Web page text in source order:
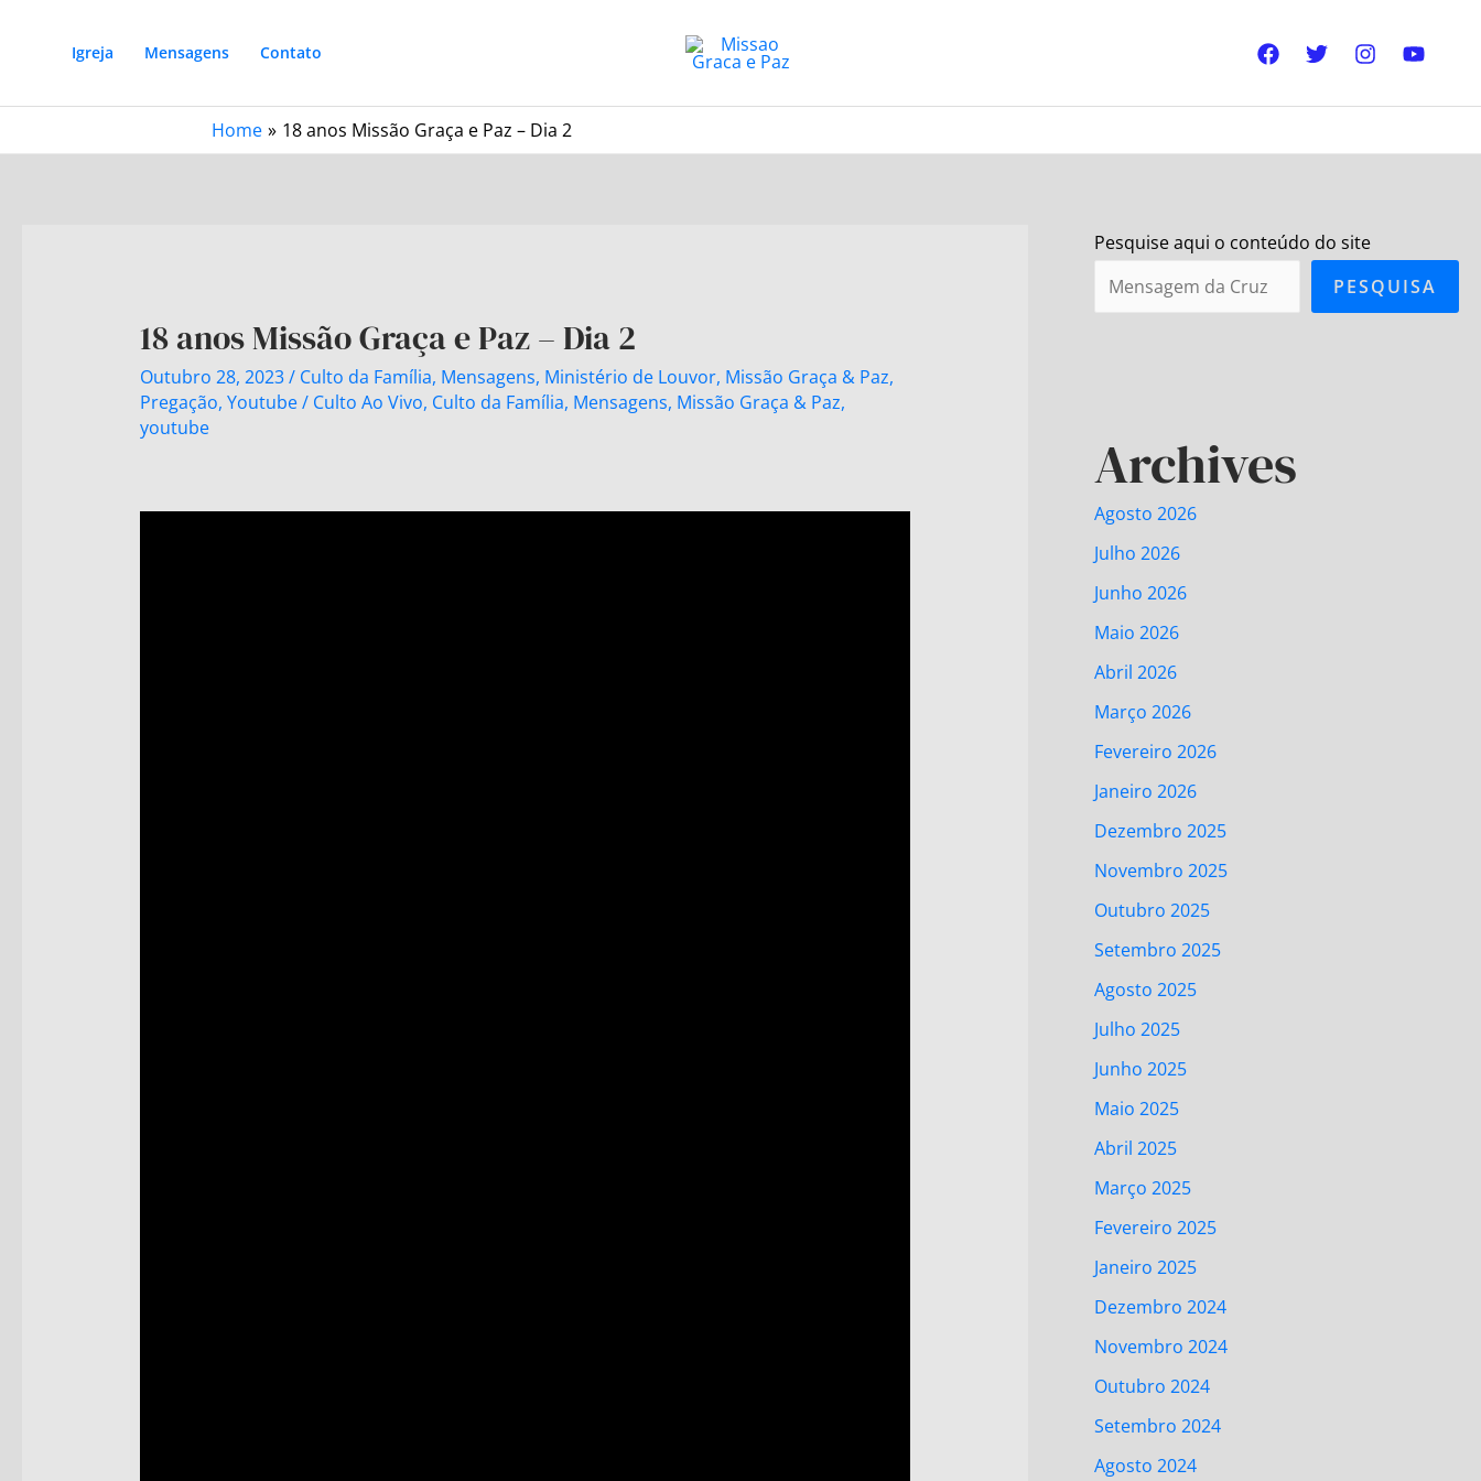
Igreja Mensagens Contato
Home 18 anos Missão Graça e Paz – Dia 2
18 anos Missão Graça e Paz – Dia 2
Outubro 28, 2023/ Culto da Família, Mensagens, Ministério de Louvor, Missão Graça & Paz,
Pregação, Youtube/ Culto Ao Vivo, Culto da Família, Mensagens, Missão Graça & Paz,
youtube
Pesquise aqui o conteúdo do site
PESQUISA
Archives
Agosto 2026
Julho 2026
Junho 2026
Maio 2026
Abril 2026
Março 2026
Fevereiro 2026
Janeiro 2026
Dezembro 2025
Novembro 2025
Outubro 2025
Setembro 2025
Agosto 2025
Julho 2025
Junho 2025
Maio 2025
Abril 2025
Março 2025
Fevereiro 2025
Janeiro 2025
Dezembro 2024
Novembro 2024
Outubro 2024
Setembro 2024
Agosto 2024